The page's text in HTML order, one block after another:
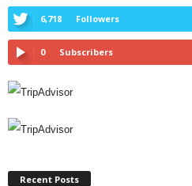
6,718 Followers
0 Subscribers
Recent Posts